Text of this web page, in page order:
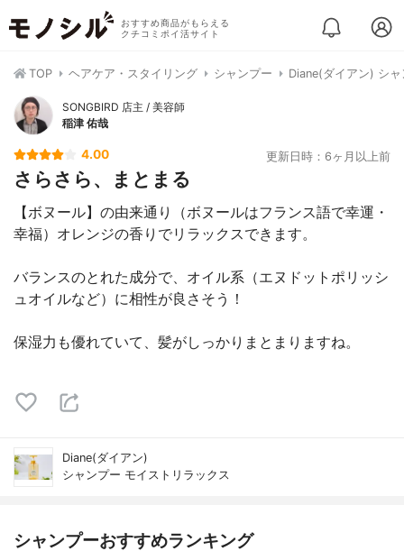
おすすめ商品がもらえる
クチコミポイ活サイト
TOP ヘアケア・スタイリング シャンプー Diane(ダイアン) シ
SONGBIRD 店主 / 美容師
稲津 佑哉
4.00 更新日時：6ヶ月以上前
さらさら、まとまる
【ボヌール】の由来通り（ボヌールはフランス語で幸運・
幸福）オレンジの香りでリラックスできます。
バランスのとれた成分で、オイル系（エヌドットポリッシ
ュオイルなど）に相性が良さそう！
保湿力も優れていて、髪がしっかりまとまりますね。
Diane(ダイアン)
シャンプー モイストリラックス
シャンプーおすすめランキング